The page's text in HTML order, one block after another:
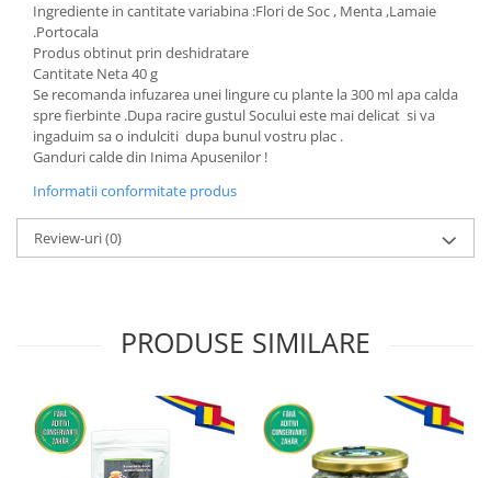
Ingrediente in cantitate variabina :Flori de Soc , Menta ,Lamaie
.Portocala
Produs obtinut prin deshidratare
Cantitate Neta 40 g
Se recomanda infuzarea unei lingure cu plante la 300 ml apa calda
spre fierbinte .Dupa racire gustul Socului este mai delicat si va
ingaduim sa o indulciti dupa bunul vostru plac .
Ganduri calde din Inima Apusenilor !
Informatii conformitate produs
Review-uri(0)
PRODUSE SIMILARE